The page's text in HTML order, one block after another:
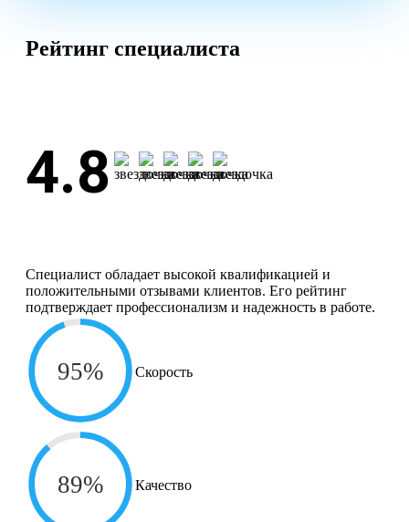
Рейтинг специалиста
4.8
Специалист обладает высокой квалификацией и
положительными отзывами клиентов. Его рейтинг
подтверждает профессионализм и надежность в работе.
95% Скорость
89% Качество